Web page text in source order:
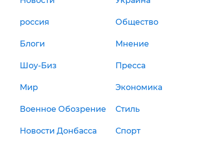
россия Общество
Блоги Мнение
Шоу-Биз Пресса
Мир Экономика
Военное Обозрение Стиль
Новости Донбасса Спорт